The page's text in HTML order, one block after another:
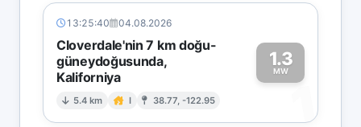
13:25:40 04.08.2026
Cloverdale'nin 7 km doğu-
güneydoğusunda,
Kaliforniya
5.4 km I 38.77, -122.95
1.3
MW
1